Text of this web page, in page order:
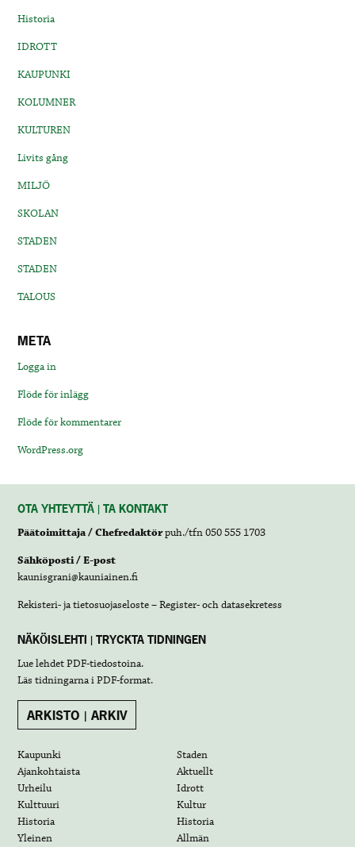
Historia
IDROTT
KAUPUNKI
KOLUMNER
KULTUREN
Livits gång
MILJÖ
SKOLAN
STADEN
STADEN
TALOUS
META
Logga in
Flöde för inlägg
Flöde för kommentarer
WordPress.org
OTA YHTEYTTÄ | TA KONTAKT
Päätoimittaja / Chefredaktörpuh./tfn 050 555 1703
Sähköposti / E-post
kaunisgrani@kauniainen.fi
Rekisteri- ja tietosuojaseloste – Register- och datasekretess
NÄKÖISLEHTI | TRYCKTA TIDNINGEN
Lue lehdetPDF-tiedostoina.
Läs tidningarna iPDF-format.
ARKISTO | ARKIV
Kaupunki
Staden
Ajankohtaista
Aktuellt
Urheilu
Idrott
Kulttuuri
Kultur
Historia
Historia
Yleinen
Allmän